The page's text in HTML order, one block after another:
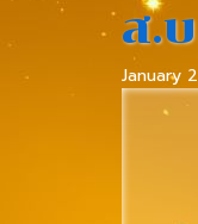
ส.
January